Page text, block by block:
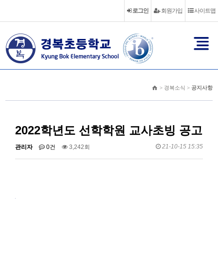
사이트맵
회원가입
로그인
> 경복소식 > 공지사항
2022학년도 선학학원 교사초빙 공고
관리자 0건 3,242회 21-10-15 15:35